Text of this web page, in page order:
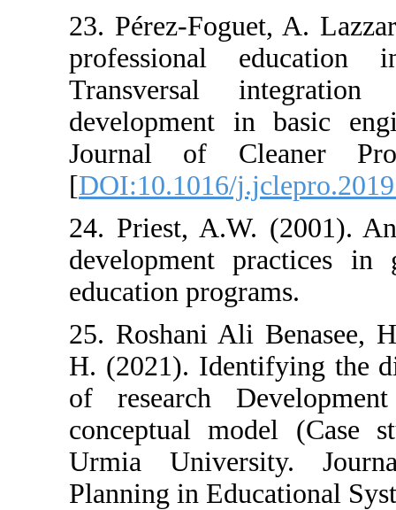
23. Pérez-Foguet,
professional
Transversal
development in
Journal of
[DOI:10.1016/
24. Priest, A.W.
development
education programs.
25. Roshani Ali
H. (2021).
of research
conceptual
Urmia
Planning in